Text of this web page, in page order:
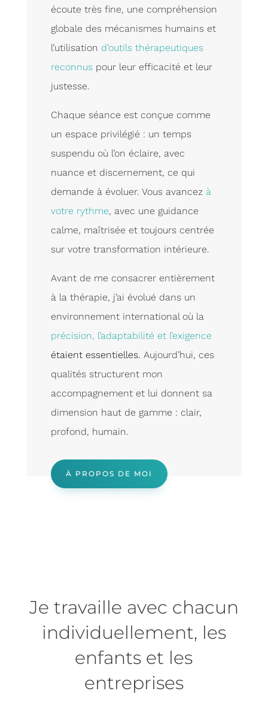
écoute très fine, une compréhension
globale des mécanismes humains et
l’utilisation d’outils thérapeutiques
reconnuspour leur efficacité et leur
justesse.
Chaque séance est conçue comme
un espace privilégié : un temps
suspendu où l’on éclaire, avec
nuance et discernement, ce qui
demande à évoluer. Vous avancez à
votre rythme, avec une guidance
calme, maîtrisée et toujours centrée
sur votre transformation intérieure.
Avant de me consacrer entièrement
à la thérapie, j’ai évolué dans un
environnement international où la
précision, l’adaptabilité et l’exigence
étaient essentielles. Aujourd’hui, ces
qualités structurent mon
accompagnement et lui donnent sa
dimension haut de gamme : clair,
profond, humain.
À PROPOS DE MOI
Je travaille avec chacun
individuellement, les
enfants et les
entreprises